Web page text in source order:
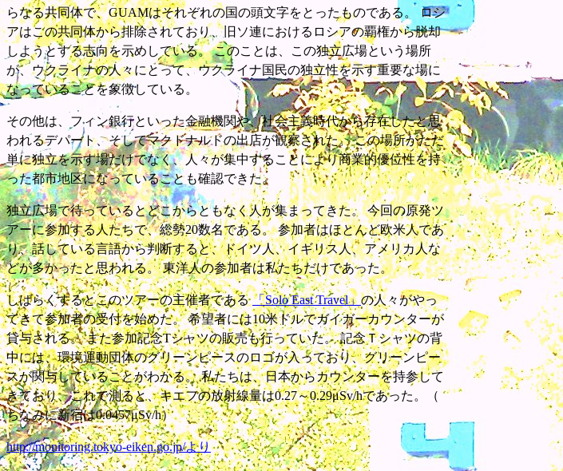
らなる共同体で、GUAMはそれぞれの国の頭文字をとったものである。 ロシ
アはこの共同体から排除されており、旧ソ連におけるロシアの覇権から脱却
しようとする志向を示めしている。 このことは、この独立広場という場所
が、ウクライナの人々にとって、ウクライナ国民の独立性を示す重要な場に
なっていることを象徴している。
その他は、フィン銀行といった金融機関や、社会主義時代から存在したと思
われるデパート、そしてマクドナルドの出店が観察された。 この場所がただ
単に独立を示す場だけでなく、人々が集中することにより商業的優位性を持
った都市地区になっていることも確認できた。
独立広場で待っているとどこからともなく人が集まってきた。 今回の原発ツ
アーに参加する人たちで、総勢20数名である。 参加者はほとんど欧米人であ
り、話している言語から判断すると、ドイツ人、イギリス人、アメリカ人な
どが多かったと思われる。 東洋人の参加者は私たちだけであった。
しばらくするとこのツアーの主催者である「Solo East Travel」 の人々がやっ
てきて参加者の受付を始めた。 希望者には10米ドルでガイガーカウンターが
貸与される。 また参加記念Tシャツの販売も行っていた。 記念Ｔシャツの背
中には、環境運動団体のグリーンピースのロゴが入っており、グリーンピー
スが関与していることがわかる。 私たちは、日本からカウンターを持参して
きており、これで測ると、キエフの放射線量は0.27～0.29μSv/hであった。（
ちなみに新宿は0.0457μSv/h）
http://monitoring.tokyo-eiken.go.jp/より